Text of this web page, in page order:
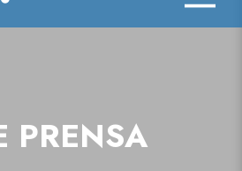
PRENSA